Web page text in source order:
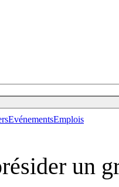
EvénementsEmplois
un